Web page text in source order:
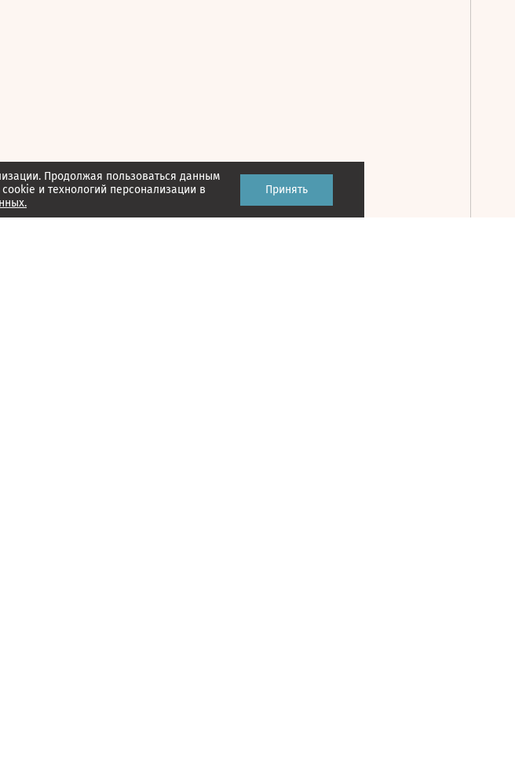
Продолжая пользоваться данным
и технологий персонализации в
Принять